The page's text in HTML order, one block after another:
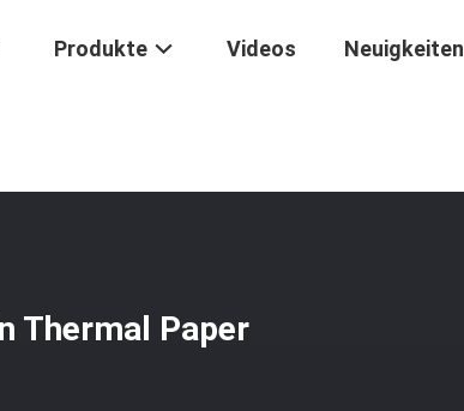
Produkte Videos Neuigkeiten
Thermal Paper